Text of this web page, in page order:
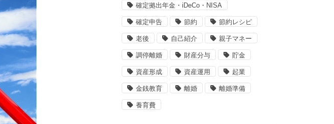
確定拠出年金・iDeCo・NISA
確定申告 節約 節約レシピ
老後 自己紹介 親子マネー
調停離婚 財産分与 貯金
資産形成 資産運用 起業
金銭教育 離婚 離婚準備
養育費